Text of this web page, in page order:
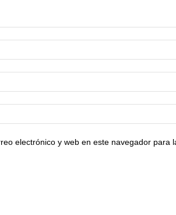
electrónico y web en este navegador para